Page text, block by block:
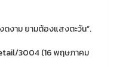
ดงาม ยามต้องแสงตะวัน”.
3004 (16 พฤษภาคม